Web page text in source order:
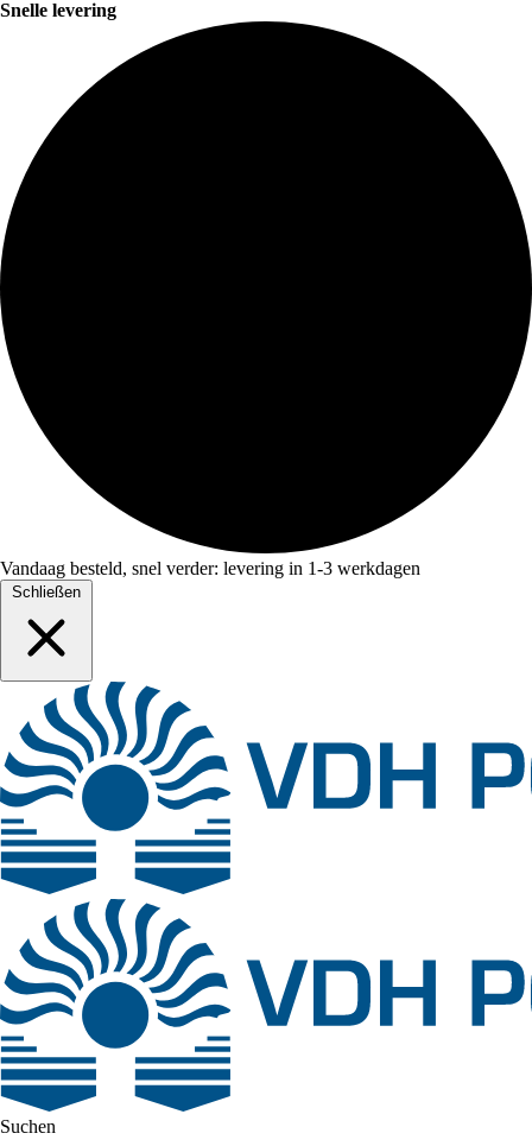
Snelle levering
Vandaag besteld, snel verder: levering in 1-3 werkdagen
Schließen
Suchen